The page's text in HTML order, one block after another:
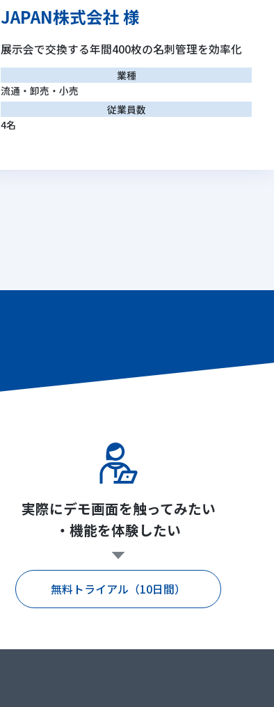
JAPAN株式会社 様
展示会で交換する年間400枚の名刺管理を効率化
業種
流通・卸売・小売
従業員数
4名
実際にデモ画面を触ってみたい
・機能を体験したい
無料トライアル（10日間）